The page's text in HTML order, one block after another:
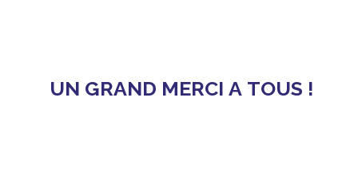
UN GRAND MERCI A TOUS !